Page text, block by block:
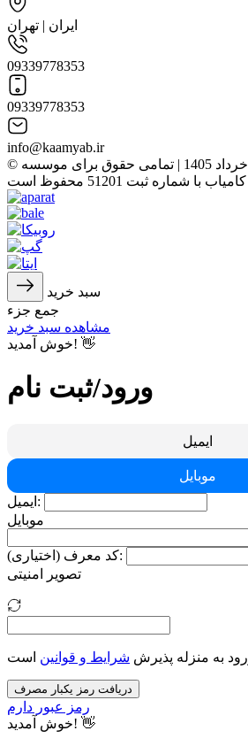
ایران | تهران
09339778353
09339778353
info@kaamyab.ir
© آخرین بروز رسانی خرداد 1405 | تمامی حقوق برای موسسه
سبد خرید
جمع جزء
مشاهده سبد خرید
خوش آمدید! 👋
ورود/ثبت نام
ایمیل
موبایل
ایمیل:
موبایل
کد معرف (اختیاری):
تصویر امنیتی
به منزله پذیرش شرایط و قوانین
دریافت رمز یکبار مصرف
رمز عبور دارم
خوش آمدید! 👋